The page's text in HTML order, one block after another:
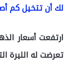
لك أن تتخيل كم أصبح
ارتفعت أسعار
تعرضت له الليرة